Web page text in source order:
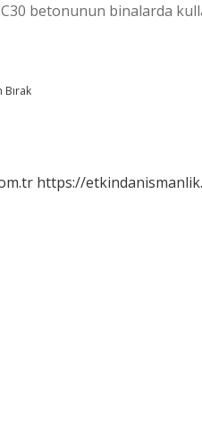
C30 betonunun binalarda
Bırak
https://